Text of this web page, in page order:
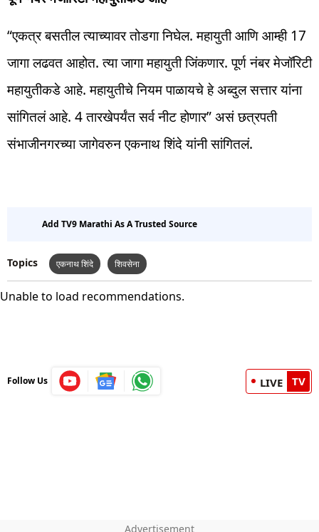
“एकत्र बसतील त्याच्यावर तोडगा निघेल. महायुती आणि आम्ही 17
जागा लढवत आहोत. त्या जागा महायुती जिंकणार. पूर्ण नंबर मेजॉरिटी
महायुतीकडे आहे. महायुतीचे नियम पाळायचे हे अब्दुल सत्तार यांना
सांगितलं आहे. 4 तारखेपर्यंत सर्व नीट होणार” असं छत्रपती
संभाजीनगरच्या जागेवरुन एकनाथ शिंदे यांनी सांगितलं.
Add TV9 Marathi As A Trusted Source
Topics एकनाथ शिंदे शिवसेना
Unable to load recommendations.
Follow Us LIVE TV